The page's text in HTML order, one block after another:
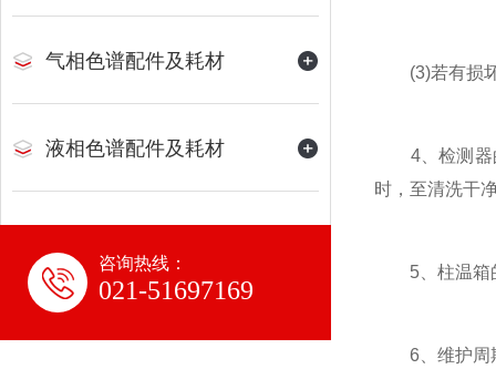
气相色谱配件及耗材
液相色谱配件及耗材
咨询热线：
021-51697169
(3)若有损坏
4、检测器的
时，至清洗干
5、柱温箱的
6、维护周期